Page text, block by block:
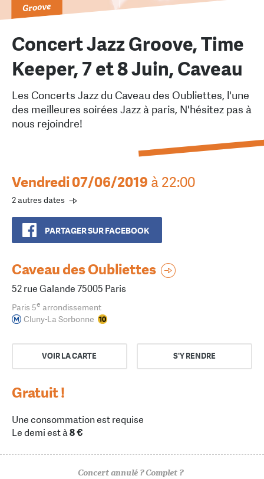
Groove
Concert Jazz Groove, Time
Keeper, 7 et 8 Juin, Caveau
Les Concerts Jazz du Caveau des Oubliettes, l'une
des meilleures soirées Jazz à paris, N'hésitez pas à
nous rejoindre!
Vendredi 07/06/2019 à 22:00
2 autres dates
PARTAGER SUR FACEBOOK
Caveau des Oubliettes
52 rue Galande 75005 Paris
Paris 5e arrondissement
Cluny-La Sorbonne
VOIR LA CARTE S'Y RENDRE
Gratuit !
Une consommation est requise
Le demi est à8 €
Concert annulé ? Complet ?